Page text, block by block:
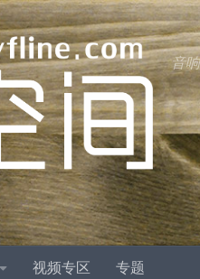
音
视频专区 专题